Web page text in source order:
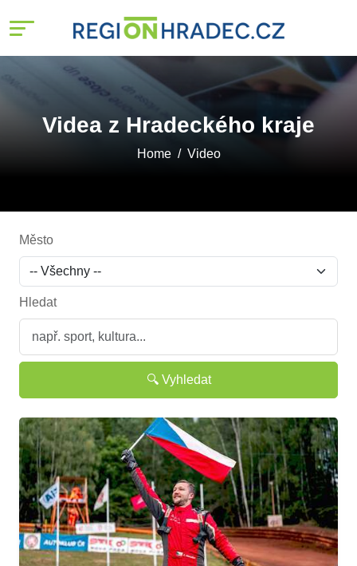
Videa z Hradeckého kraje
Home Video
Město
Hledat
🔍 Vyhledat